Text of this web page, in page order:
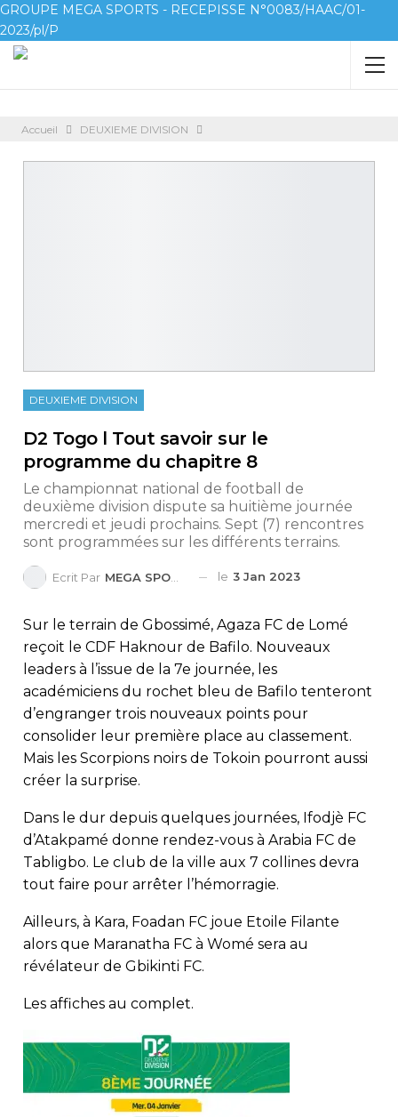
GROUPE MEGA SPORTS - RECEPISSE N°0083/HAAC/01-
2023/pl/P
Accueil DEUXIEME DIVISION
DEUXIEME DIVISION
D2 Togo l Tout savoir sur le
programme du chapitre 8
Le championnat national de football de
deuxième division dispute sa huitième journée
mercredi et jeudi prochains. Sept (7) rencontres
sont programmées sur les différents terrains.
Ecrit Par MEGA SPORTS le 3 Jan 2023
Sur le terrain de Gbossimé, Agaza FC de Lomé
reçoit le CDF Haknour de Bafilo. Nouveaux
leaders à l’issue de la 7e journée, les
académiciens du rochet bleu de Bafilo tenteront
d’engranger trois nouveaux points pour
consolider leur première place au classement.
Mais les Scorpions noirs de Tokoin pourront aussi
créer la surprise.
Dans le dur depuis quelques journées, Ifodjè FC
d’Atakpamé donne rendez-vous à Arabia FC de
Tabligbo. Le club de la ville aux 7 collines devra
tout faire pour arrêter l’hémorragie.
Ailleurs, à Kara, Foadan FC joue Etoile Filante
alors que Maranatha FC à Womé sera au
révélateur de Gbikinti FC.
Les affiches au complet.